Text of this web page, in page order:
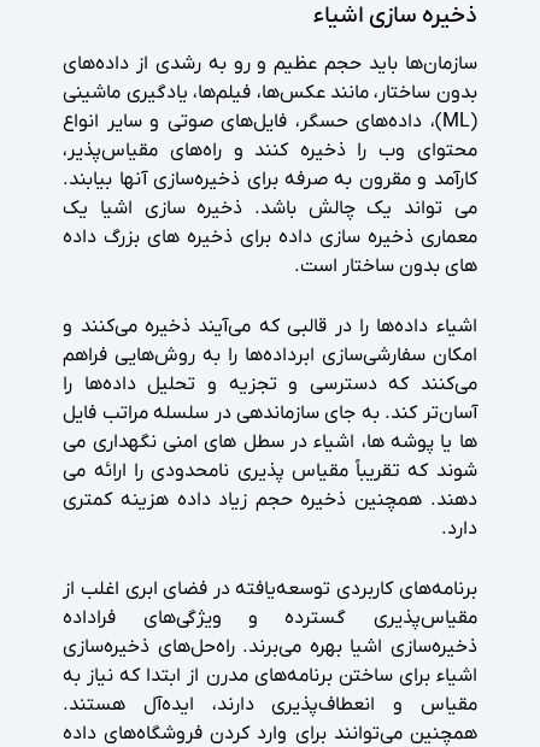
ذخیره سازی اشیاء
سازمان‌ها باید حجم عظیم و رو به رشدی از داده‌های
بدون ساختار، مانند عکس‌ها، فیلم‌ها، یادگیری ماشینی
(ML)، داده‌های حسگر، فایل‌های صوتی و سایر انواع
محتوای وب را ذخیره کنند و راه‌های مقیاس‌پذیر،
کارآمد و مقرون به صرفه برای ذخیره‌سازی آنها بیابند.
می تواند یک چالش باشد. ذخیره سازی اشیا یک
معماری ذخیره سازی داده برای ذخیره های بزرگ داده
های بدون ساختار است.
اشیاء داده‌ها را در قالبی که می‌آیند ذخیره می‌کنند و
امکان سفارشی‌سازی ابرداده‌ها را به روش‌هایی فراهم
می‌کنند که دسترسی و تجزیه و تحلیل داده‌ها را
آسان‌تر کند. به جای سازماندهی در سلسله مراتب فایل
ها یا پوشه ها، اشیاء در سطل های امنی نگهداری می
شوند که تقریباً مقیاس پذیری نامحدودی را ارائه می
دهند. همچنین ذخیره حجم زیاد داده هزینه کمتری
دارد.
برنامه‌های کاربردی توسعه‌یافته در فضای ابری اغلب از
مقیاس‌پذیری گسترده و ویژگی‌های فراداده
ذخیره‌سازی اشیا بهره می‌برند. راه‌حل‌های ذخیره‌سازی
اشیاء برای ساختن برنامه‌های مدرن از ابتدا که نیاز به
مقیاس و انعطاف‌پذیری دارند، ایده‌آل هستند.
همچنین می‌توانند برای وارد کردن فروشگاه‌های داده